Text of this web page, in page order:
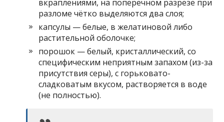
вкраплениями, на поперечном разрезе при
разломе чётко выделяются два слоя;
капсулы — белые, в желатиновой либо
растительной оболочке;
порошок — белый, кристаллический, со
специфическим неприятным запахом (из-за
присутствия серы), с горьковато-
сладковатым вкусом, растворяется в воде
(не полностью).